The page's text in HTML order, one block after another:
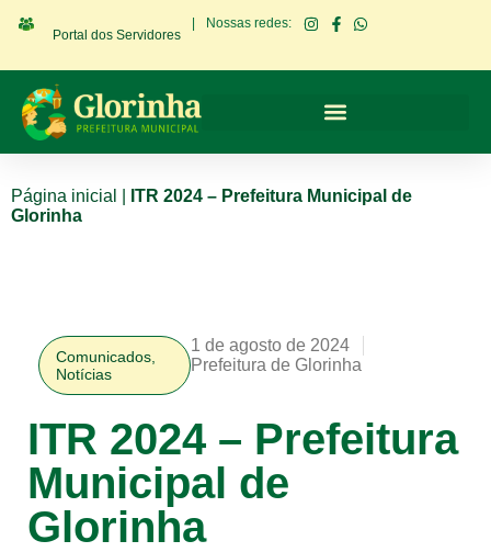
Portal dos Servidores
Nossas redes:
Página inicial
ITR 2024 – Prefeitura Municipal de
Glorinha
Comunicados
Notícias
1 de agosto de 2024
Prefeitura de Glorinha
ITR 2024 – Prefeitura
Municipal de
Glorinha